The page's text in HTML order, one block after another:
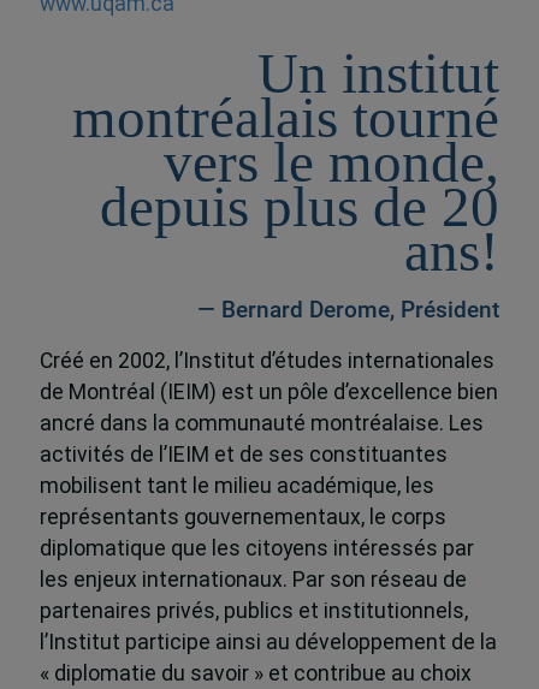
Un institut
montréalais tourné
vers le monde,
depuis plus de 20
ans!
— Bernard Derome, Président
Créé en 2002, l’Institut d’études internationales
de Montréal (IEIM) est un pôle d’excellence bien
ancré dans la communauté montréalaise. Les
activités de l’IEIM et de ses constituantes
mobilisent tant le milieu académique, les
représentants gouvernementaux, le corps
diplomatique que les citoyens intéressés par
les enjeux internationaux. Par son réseau de
partenaires privés, publics et institutionnels,
l’Institut participe ainsi au développement de la
« diplomatie du savoir » et contribue au choix